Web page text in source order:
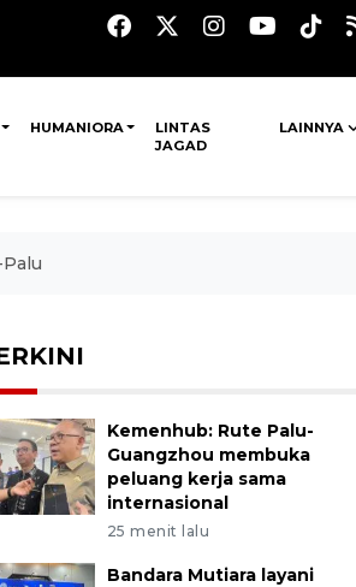
HUMANIORA
LINTAS
JAGAD
LAINNYA
Kemenhub: Rute Palu-
Guangzhou membuka
peluang kerja sama
internasional
25 menit lalu
Bandara Mutiara layani